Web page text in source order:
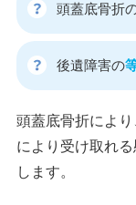
頭蓋底骨折
後遺障害の
頭蓋底骨折によ
により受け取れる
します。